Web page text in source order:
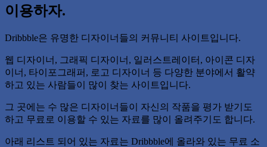
이용하자.
Dribbble은 유명한 디자이너들의 커뮤니티 사이트입니다.
웹 디자이너, 그래픽 디자이너, 일러스트레이터, 아이콘 디자
이너, 타이포그래퍼, 로고 디자이너 등 다양한 분야에서 활약
하고 있는 사람들이 많이 찾는 사이트입니다.
그 곳에는 수 많은 디자이너들이 자신의 작품을 평가 받기도
하고 무료로 이용할 수 있는 자료를 많이 올려주기도 합니다.
아래 리스트 되어 있는 자료는 Dribbble에 올라와 있는 무료 소